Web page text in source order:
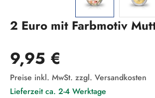
2 Euro mit Farbmotiv
Regulärer Preis:
9,95 €
Preise inkl. MwSt. zzgl. Versandkosten
Lieferzeit ca. 2-4 Werktage